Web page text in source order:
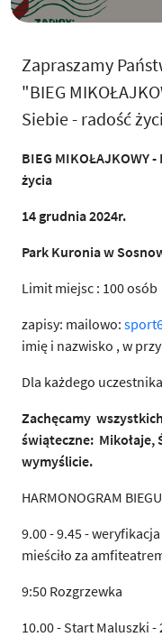
Zapraszamy
"BIEG
Siebie - radość
BIEG MIKOŁAJKOWY
życia
14 grudnia 2024r.
Park Kuronia w
Limit miejsc : 100 osób
zapisy: mailowo:
imię i nazwisko , w
Dla każdego
Zachęcamy
świąteczne: Mikołaje,
wymyślicie.
HARMONOGRAM
9.00 - 9.45 -
mieściło za
9:50 Rozgrzewka
10.00 - Start Maluszki -